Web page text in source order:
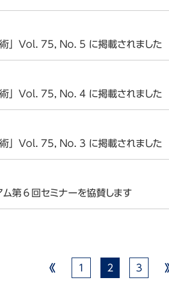
」Vol. 75, No. 5 に掲載されました
」Vol. 75, No. 4 に掲載されました
」Vol. 75, No. 3 に掲載されました
第６回セミナーを協賛します
1 2 3